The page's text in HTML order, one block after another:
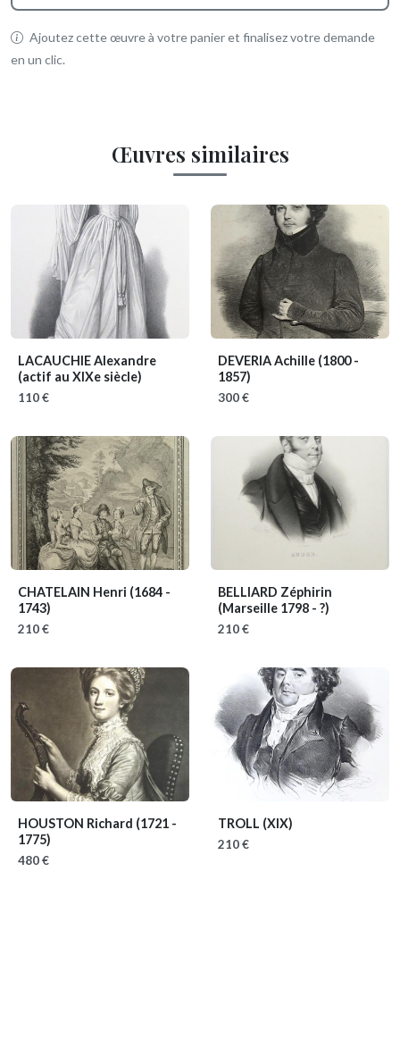
Ajoutez cette œuvre à votre panier et finalisez votre demande
en un clic.
Œuvres similaires
LACAUCHIE Alexandre
(actif au XIXe siècle)
110 €
DEVERIA Achille (1800 -
1857)
300 €
CHATELAIN Henri (1684 -
1743)
210 €
BELLIARD Zéphirin
(Marseille 1798 - ?)
210 €
HOUSTON Richard (1721 -
1775)
480 €
TROLL (XIX)
210 €